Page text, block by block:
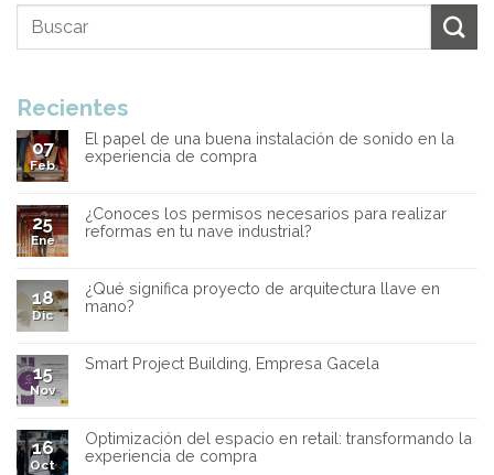
Recientes
07
Feb
El papel de una buena instalación de sonido en la
experiencia de compra
25
Ene
¿Conoces los permisos necesarios para realizar
reformas en tu nave industrial?
18
Dic
¿Qué significa proyecto de arquitectura llave en
mano?
15
Nov
Smart Project Building, Empresa Gacela
16
Oct
Optimización del espacio en retail: transformando la
experiencia de compra